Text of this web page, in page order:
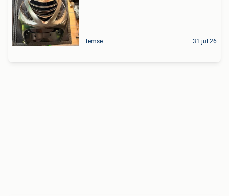
Temse 31 jul 26